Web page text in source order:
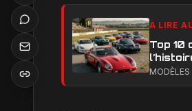
À LIRE
Top 10
MODÈLES